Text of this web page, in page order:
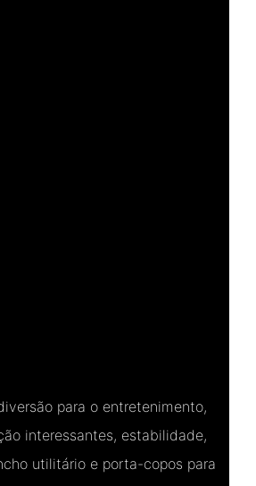
para o entretenimento,
interessantes, estabilidade,
utilitário e porta-copos para